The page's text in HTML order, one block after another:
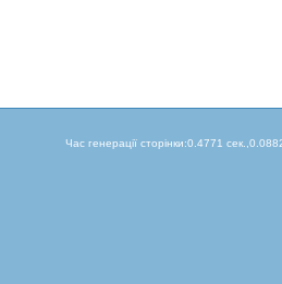
Час генерації сторінки:0.4771